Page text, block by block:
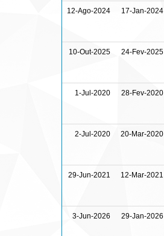
12-Ago-2024 17-Jan-2024
10-Out-2025 24-Fev-2025
1-Jul-2020 28-Fev-2020
2-Jul-2020 20-Mar-2020
29-Jun-2021 12-Mar-2021
3-Jun-2026 29-Jan-2026